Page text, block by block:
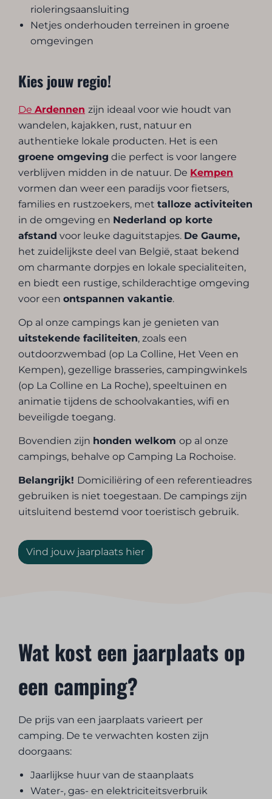
rioleringsaansluiting
Netjes onderhouden terreinen in groene
omgevingen
Kies jouw regio!
DeArdennen zijn ideaal voor wie houdt van
wandelen, kajakken, rust, natuur en
authentieke lokale producten. Het is een
groene omgeving die perfect is voor langere
verblijven midden in de natuur. De Kempen
vormen dan weer een paradijs voor fietsers,
families en rustzoekers, mettalloze activiteiten
in de omgeving en Nederland op korte
afstand voor leuke daguitstapjes. De Gaume,
het zuidelijkste deel van België, staat bekend
om charmante dorpjes en lokale specialiteiten,
en biedt een rustige, schilderachtige omgeving
voor eenontspannen vakantie.
Op al onze campings kan je genieten van
uitstekende faciliteiten, zoals een
outdoorzwembad (op La Colline, Het Veen en
Kempen), gezellige brasseries, campingwinkels
(op La Colline en La Roche), speeltuinen en
animatie tijdens de schoolvakanties, wifi en
beveiligde toegang.
Bovendien zijn honden welkomop al onze
campings, behalve op Camping La Rochoise.
Belangrijk! Domiciliëring of een referentieadres
gebruiken is niet toegestaan. De campings zijn
uitsluitend bestemd voor toeristisch gebruik.
Vind jouw jaarplaats hier
Wat kost een jaarplaats op
een camping?
De prijs van een jaarplaats varieert per
camping. De te verwachten kosten zijn
doorgaans:
Jaarlijkse huur van de staanplaats
Water-, gas- en elektriciteitsverbruik